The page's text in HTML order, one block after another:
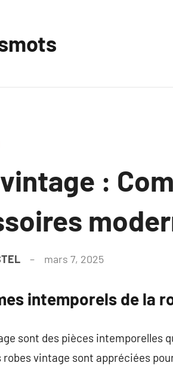
:
mars 7, 2025
intemporels de la
sont des pièces intemporelles
robes vintage sont appréciées